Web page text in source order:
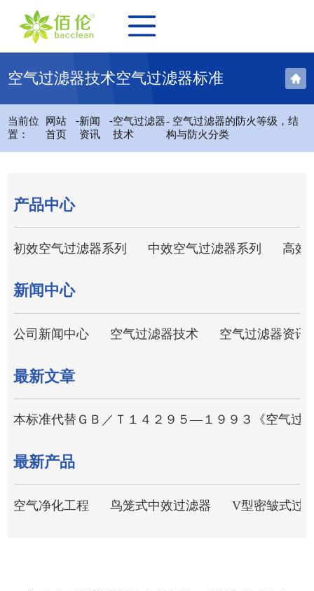
空气过滤器技术空气过滤器标准
当前位
置：
网站
首页
-新闻
资讯
-空气过滤器
技术
- 空气过滤器的防火等级，结
构与防火分类
产品中心
初效空气过滤器系列 中效空气过滤器系列 高效
新闻中心
公司新闻中心 空气过滤器技术 空气过滤器资讯
最新文章
本标准代替ＧＢ／Ｔ１４２９５—１９９３《空气过
最新产品
空气净化工程 鸟笼式中效过滤器 V型密皱式过